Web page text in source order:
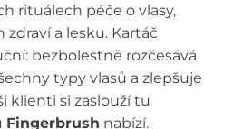
rituálech péče o vlasy,
a lesku. Kartáč
bezbolestně rozčesává
typy vlasů a zlepšuje
klienti si zaslouží tu
Fingerbrush nabízí.